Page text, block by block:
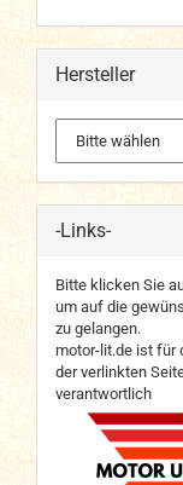
Hersteller
-Links-
Bitte klicken Sie
um auf die
zu gelangen.
motor-lit.de ist für
der verlinkten
verantwortlich